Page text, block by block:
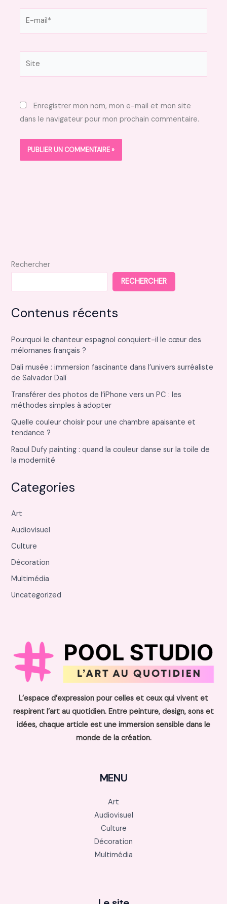
Enregistrer mon nom, mon e-mail et mon site
dans le navigateur pour mon prochain commentaire.
Rechercher
RECHERCHER
Contenus récents
Pourquoi le chanteur espagnol conquiert-il le cœur des
mélomanes français ?
Dali musée : immersion fascinante dans l’univers surréaliste
de Salvador Dalí
Transférer des photos de l’iPhone vers un PC : les
méthodes simples à adopter
Quelle couleur choisir pour une chambre apaisante et
tendance ?
Raoul Dufy painting : quand la couleur danse sur la toile de
la modernité
Categories
Art
Audiovisuel
Culture
Décoration
Multimédia
Uncategorized
L’espace d’expression pour celles et ceux qui vivent et
respirent l’art au quotidien. Entre peinture, design, sons et
idées, chaque article est une immersion sensible dans le
monde de la création.
MENU
Art
Audiovisuel
Culture
Décoration
Multimédia